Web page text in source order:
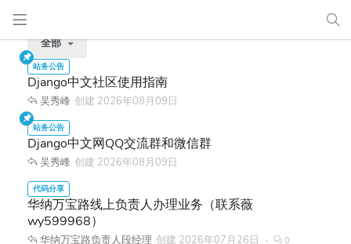
全部
Django中文社区使用指南
吴秀峰 创建 2026年08月09日
Django中文网QQ交流群和微信群
吴秀峰 创建 2026年08月09日
华纳万宝路线上负责人办理业务（联系薇
wy599968）
华纳万宝路负责人段经理 创建 2026年07月26日 0